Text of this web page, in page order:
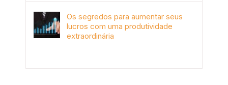
Os segredos para aumentar seus
lucros com uma produtividade
extraordinária